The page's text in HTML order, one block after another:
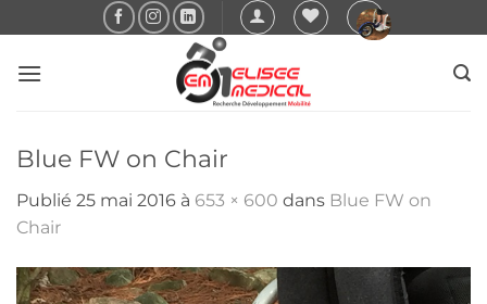
au
contenu
Blue FW on Chair
Publié 25 mai 2016 à 653 × 600 dans Blue FW on
Chair